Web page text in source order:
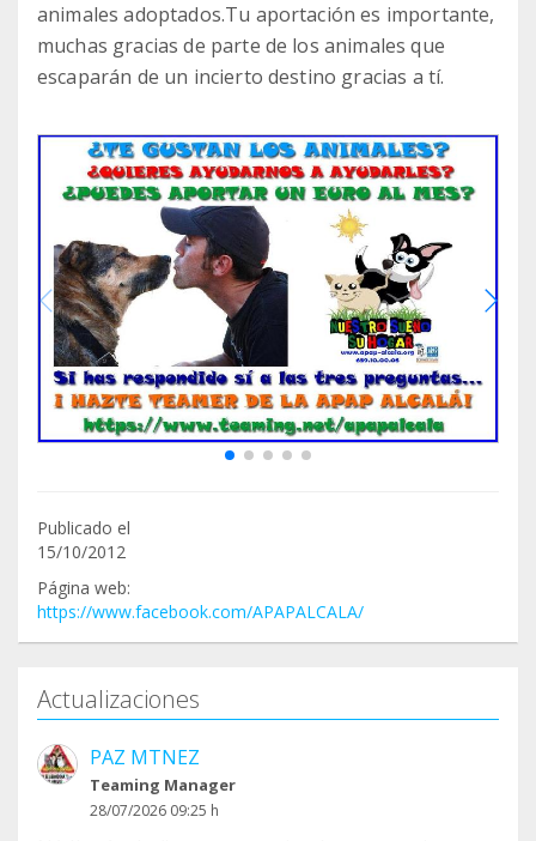
animales adoptados.Tu aportación es importante,
muchas gracias de parte de los animales que
escaparán de un incierto destino gracias a tí.
Publicado el
15/10/2012
Página web:
https://www.facebook.com/APAPALCALA/
Actualizaciones
PAZ MTNEZ
Teaming Manager
28/07/2026 09:25 h